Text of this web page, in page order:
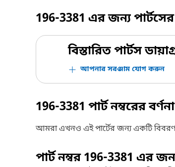
196-3381 এর জন্য পার্টসের
বিস্তারিত পার্টস
আপনার সরঞ্জাম যোগ করুন
196-3381 পার্ট নম্বরের বর্ণনা
আমরা এখনও এই পার্টের জন্য একটি
পার্ট নম্বর196-3381 এর